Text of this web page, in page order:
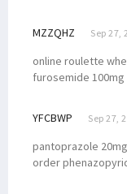
MZZQHZ Sep 27,
online roulette
furosemide 100mg
YFCBWP Sep 27,
pantoprazole
order